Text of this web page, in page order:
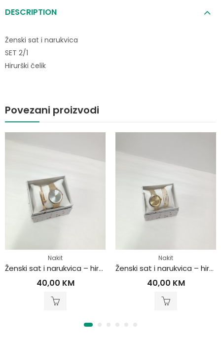
DESCRIPTION
Ženski sat i narukvica
SET 2/1
Hirurški čelik
Povezani proizvodi
Nakit
Ženski sat i narukvica – hirurški čelik
40,00 KM
Nakit
Ženski sat i narukvica – hirurški čelik
40,00 KM